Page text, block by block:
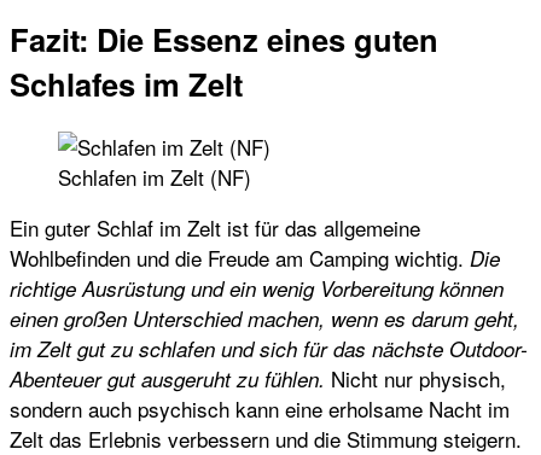
Fazit: Die Essenz eines guten
Schlafes im Zelt
Schlafen im Zelt (NF)
Ein guter Schlaf im Zelt ist für das allgemeine
Wohlbefinden und die Freude am Camping wichtig. Die
richtige Ausrüstung und ein wenig Vorbereitung können
einen großen Unterschied machen, wenn es darum geht,
im Zelt gut zu schlafen und sich für das nächste Outdoor-
Abenteuer gut ausgeruht zu fühlen. Nicht nur physisch,
sondern auch psychisch kann eine erholsame Nacht im
Zelt das Erlebnis verbessern und die Stimmung steigern.